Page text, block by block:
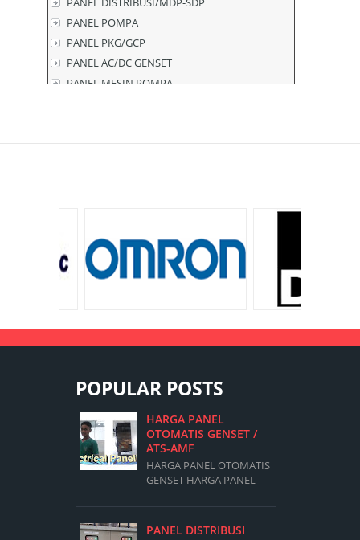
PANEL POMPA
PANEL PKG/GCP
PANEL AC/DC GENSET
PANEL MESIN POMPA
POPULAR POSTS
HARGA PANEL
OTOMATIS GENSET /
ATS-AMF
HARGA PANEL OTOMATIS
GENSET HARGA PANEL
PANEL AMF ATS 20kVA
Box Panel 700 X 500 X 200
PANEL DISTRIBUSI